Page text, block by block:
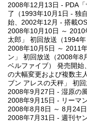
2008年12月13日 - PDA
了（1993年10月1日 - 独
始、2002年12月 - 搭載OS
2008年10月10日 ～
太郎」 初回放送（1994
2008年10月5日 ～ 2011
ン」 初回放送（2008年8
ベルファイブ） 発売開
の大幅変更および複数主
ブン アレスの天秤」 初回
2008年9月27日 - 湿原の
2008年9月15日 - リーマ
2008年8月8日 ～ 8月24
2008年7月31日 - 週刊ヤ